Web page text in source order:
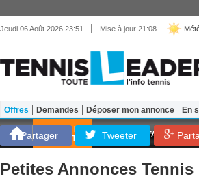
Jeudi 06 Août 2026 23:51 | Mise à jour 21:08
Matériel Entraînement
SCORES EN
DIRECT
ATP WTA LES
Offres Demandes Déposer mon annonce En
Partager Tweeter
Petites Annonces Tennis